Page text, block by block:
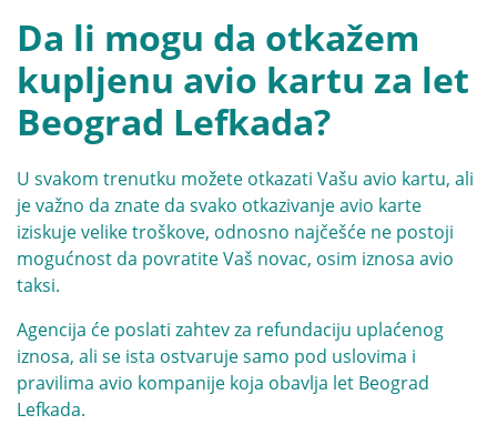
Da li mogu da otkažem
kupljenu avio kartu za let
Beograd Lefkada?
U svakom trenutku možete otkazati Vašu avio kartu, ali
je važno da znate da svako otkazivanje avio karte
iziskuje velike troškove, odnosno najčešće ne postoji
mogućnost da povratite Vaš novac, osim iznosa avio
taksi.
Agencija će poslati zahtev za refundaciju uplaćenog
iznosa, ali se ista ostvaruje samo pod uslovima i
pravilima avio kompanije koja obavlja let Beograd
Lefkada.